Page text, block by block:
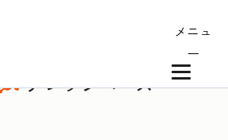
メニュ
ー
ナレッジベース